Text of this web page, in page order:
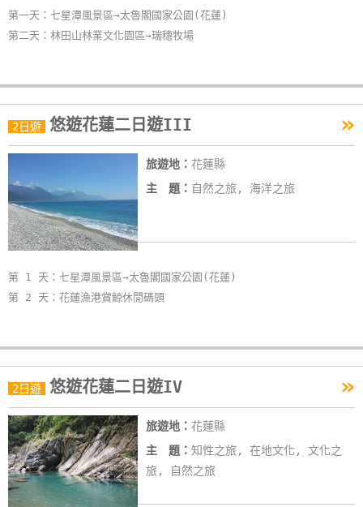
紅
利
訂
房
國
旅
房
款
據
合
作
提
第一天：七星潭風景區→太魯閣國家公園(花蓮)
第二天：林田山林業文化園區→瑞穗牧場
2日遊 悠遊花蓮二日遊III »
旅遊地： 花蓮縣
主 題： 自然之旅, 海洋之旅
第 1 天：七星潭風景區→太魯閣國家公園(花蓮)
第 2 天：花蓮漁港賞鯨休閒碼頭
2日遊 悠遊花蓮二日遊IV »
旅遊地： 花蓮縣
主 題： 知性之旅, 在地文化, 文化之
旅, 自然之旅